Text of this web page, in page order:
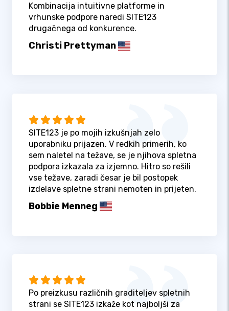
Kombinacija intuitivne platforme in
vrhunske podpore naredi SITE123
drugačnega od konkurence.
Christi Prettyman
SITE123 je po mojih izkušnjah zelo
uporabniku prijazen. V redkih primerih, ko
sem naletel na težave, se je njihova spletna
podpora izkazala za izjemno. Hitro so rešili
vse težave, zaradi česar je bil postopek
izdelave spletne strani nemoten in prijeten.
Bobbie Menneg
Po preizkusu različnih graditeljev spletnih
strani se SITE123 izkaže kot najboljši za